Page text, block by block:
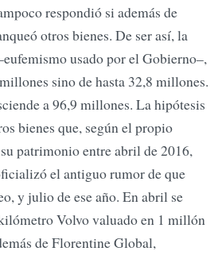
respondió si además de
otros bienes. De ser así, la
usado por el Gobierno–,
sino de hasta 32,8 millones.
a 96,9 millones. La hipótesis
bienes que, según el propio
patrimonio entre abril de 2016,
el antiguo rumor de que
y julio de ese año. En abril se
Volvo valuado en 1 millón
de Florentine Global,